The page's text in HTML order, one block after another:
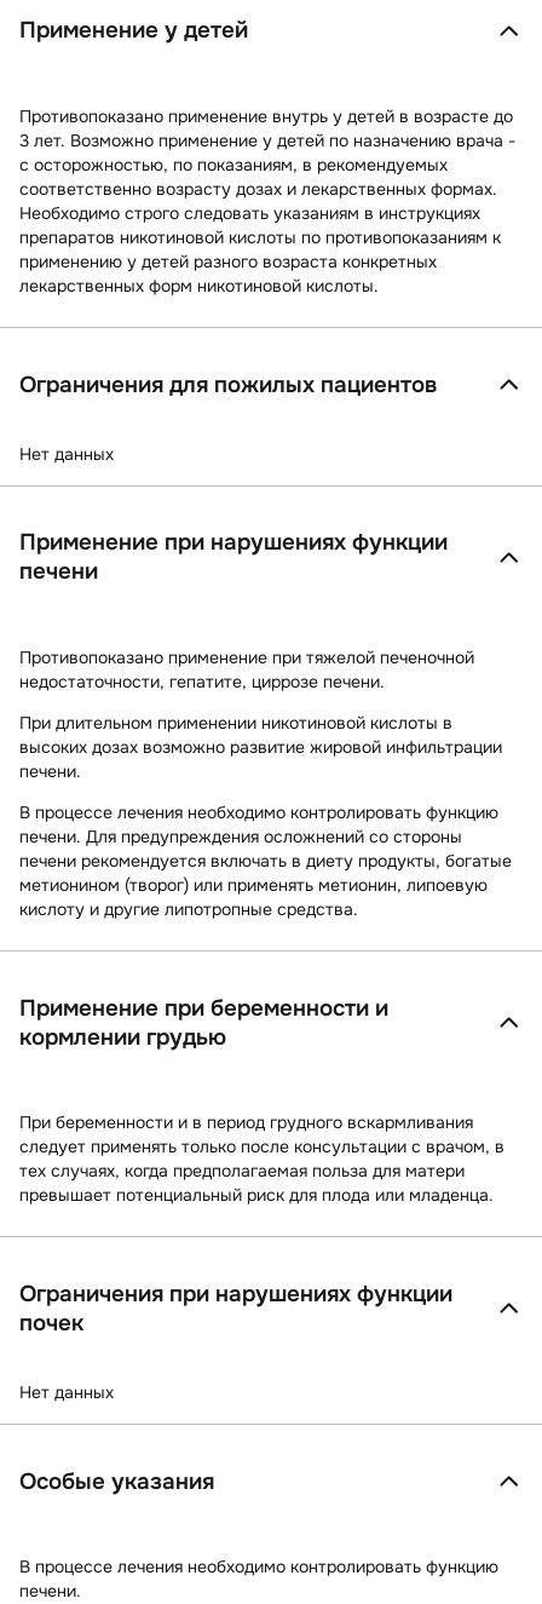
Применение у детей
Противопоказано применение внутрь у детей в возрасте до
3 лет. Возможно применение у детей по назначению врача -
с осторожностью, по показаниям, в рекомендуемых
соответственно возрасту дозах и лекарственных формах.
Необходимо строго следовать указаниям в инструкциях
препаратов никотиновой кислоты по противопоказаниям к
применению у детей разного возраста конкретных
лекарственных форм никотиновой кислоты.
Ограничения для пожилых пациентов
Нет данных
Применение при нарушениях функции
печени
Противопоказано применение при тяжелой печеночной
недостаточности, гепатите, циррозе печени.
При длительном применении никотиновой кислоты в
высоких дозах возможно развитие жировой инфильтрации
печени.
В процессе лечения необходимо контролировать функцию
печени. Для предупреждения осложнений со стороны
печени рекомендуется включать в диету продукты, богатые
метионином (творог) или применять метионин, липоевую
кислоту и другие липотропные средства.
Применение при беременности и
кормлении грудью
При беременности и в период грудного вскармливания
следует применять только после консультации с врачом, в
тех случаях, когда предполагаемая польза для матери
превышает потенциальный риск для плода или младенца.
Ограничения при нарушениях функции
почек
Нет данных
Особые указания
В процессе лечения необходимо контролировать функцию
печени.